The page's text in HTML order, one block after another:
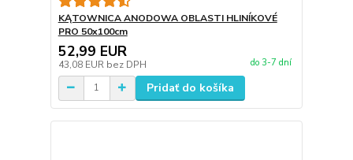
KĄTOWNICA ANODOWA OBLASTI HLINÍKOVÉ
PRO 50x100cm
52,99 EUR
43,08 EUR bez DPH do 3-7 dní
Pridať do košíka